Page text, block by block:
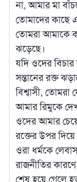
না, আমার মা
তোমাদের কাছে
তোমরা আমাকে
ঝড়েছে।
যদি ওদের
সন্তানের রক্ত
বিশ্বাসী,
আমার রিমুকে
ওদের আমার
রক্তের উপর
ওরা ধর্মকে
রাজনীতির
শেষ হয়ে গেলে